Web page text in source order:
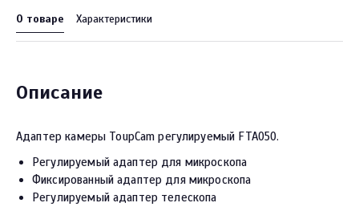
О товаре Характеристики
Описание
Адаптер камеры ToupCam регулируемый FTA050.
Регулируемый адаптер для микроскопа
Фиксированный адаптер для микроскопа
Регулируемый адаптер телескопа